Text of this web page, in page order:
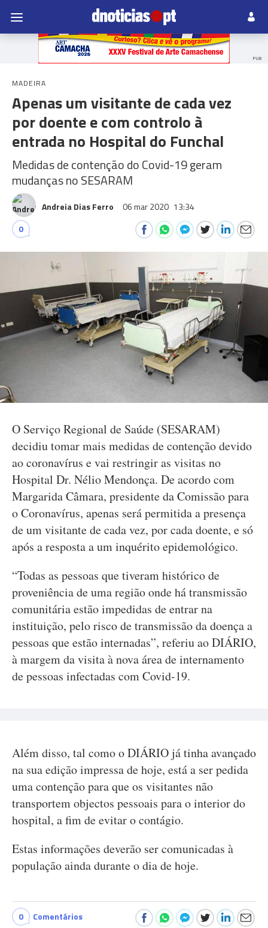
PUB
MADEIRA
Apenas um visitante de cada vez
por doente e com controlo à
entrada no Hospital do Funchal
Medidas de contenção do Covid-19 geram
mudanças no SESARAM
Andreia Dias Ferro 06 mar 2020 13:34
0
O Serviço Regional de Saúde (SESARAM)
decidiu tomar mais medidas de contenção devido
ao coronavírus e vai restringir as visitas no
Hospital Dr. Nélio Mendonça. De acordo com
Margarida Câmara, presidente da Comissão para
o Coronavírus, apenas será permitida a presença
de um visitante de cada vez, por cada doente, e só
após a resposta a um inquérito epidemológico.
“Todas as pessoas que tiveram histórico de
proveniência de uma região onde há transmissão
comunitária estão impedidas de entrar na
instituição, pelo risco de transmissão da doença a
pessoas que estão internadas”, referiu ao DIÁRIO,
à margem da visita à nova área de internamento
de pessoas infectadas com Covid-19.
Além disso, tal como o DIÁRIO já tinha avançado
na sua edição impressa de hoje, está a ser pedida
uma contenção para que os visitantes não
transportem objectos pessoais para o interior do
hospital, a fim de evitar o contágio.
Estas informações deverão ser comunicadas à
população ainda durante o dia de hoje.
0 Comentários